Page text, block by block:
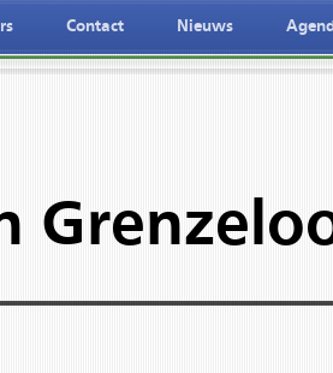
Contact Nieuws